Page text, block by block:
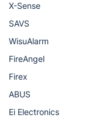
X-Sense
SAVS
WisuAlarm
FireAngel
Firex
ABUS
Ei Electronics